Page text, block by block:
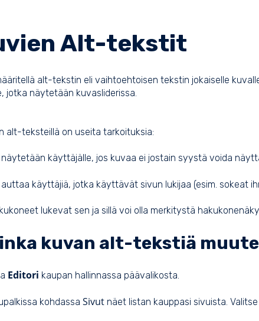
Alt-tekstit
alt-tekstin eli vaihtoehtoisen tekstin jokaiselle
jotka näytetään kuvasliderissa.
alt-teksteillä on useita tarkoituksia:
näytetään käyttäjälle, jos kuvaa ei jostain syystä voida
auttaa käyttäjiä, jotka käyttävät sivun lukijaa (esim. sokeat
lukevat sen ja sillä voi olla merkitystä
kuvan alt-tekstiä
Editori kaupan hallinnassa päävalikosta.
kohdassaSivut näet listan kauppasi sivuista.